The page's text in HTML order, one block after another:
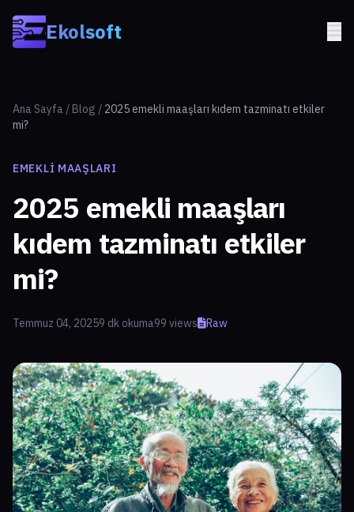
Ekolsoft
Ana Sayfa / Blog / 2025 emekli maaşları kıdem tazminatı etkiler
mi?
EMEKLI MAAŞLARI
2025 emekli maaşları
kıdem tazminatı etkiler
mi?
Temmuz 04, 20259 dk okuma99 views Raw